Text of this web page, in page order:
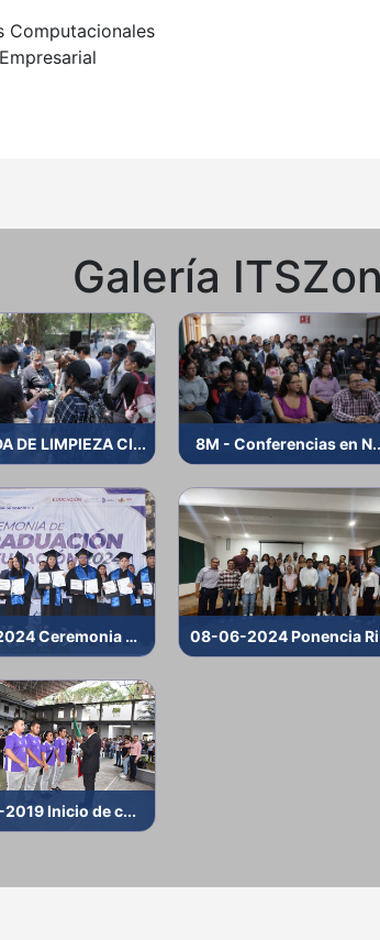
Computacionales
Galería
DE LIMPIEZA CI... 8M - Conferencias en
04-07-2024 Ceremonia d... 08-06-2024 Ponencia
Inicio de c...